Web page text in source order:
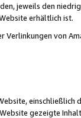
jeweils den
erhältlich ist.
von
gezeigte